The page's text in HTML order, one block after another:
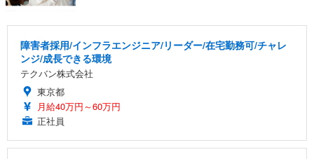
障害者採用/インフラエンジニア/リーダー/在宅勤務可/チャレ
ンジ/成長できる環境
テクバン株式会社
東京都
月給40万円～60万円
正社員